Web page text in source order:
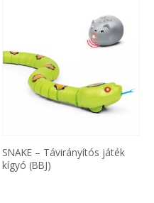
SNAKE – Távirányítós játék
kígyó (BBJ)